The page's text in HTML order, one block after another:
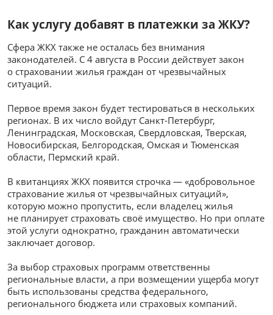
Как услугу добавят в платежки за ЖКУ?
Сфера ЖКХ также не осталась без внимания
законодателей. С 4 августа в России действует закон
о страховании жилья граждан от чрезвычайных
ситуаций.
Первое время закон будет тестироваться в нескольких
регионах. В их число войдут Санкт-Петербург,
Ленинградская, Московская, Свердловская, Тверская,
Новосибирская, Белгородская, Омская и Тюменская
области, Пермский край.
В квитанциях ЖКХ появится строчка — «добровольное
страхование жилья от чрезвычайных ситуаций»,
которую можно пропустить, если владелец жилья
не планирует страховать своё имущество. Но при оплате
этой услуги однократно, гражданин автоматически
заключает договор.
За выбор страховых программ ответственны
региональные власти, а при возмещении ущерба могут
быть использованы средства федерального,
регионального бюджета или страховых компаний.